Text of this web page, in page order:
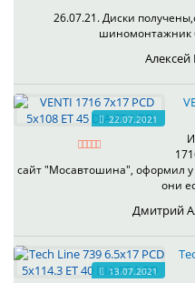
26.07.21. Диски
шиномонтажник
Алексей
22.07.2021
сайт "Мосавтошина", оформил у
они
Дмитрий
13.07.2021